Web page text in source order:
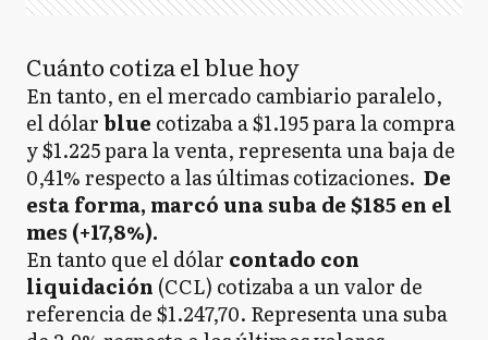
Cuánto cotiza el blue hoy
En tanto, en el mercado cambiario paralelo,
el dólarblue cotizaba a $1.195 para la compra
y $1.225 para la venta, representa una baja de
0,41% respecto a las últimas cotizaciones. De
esta forma, marcó una suba de $185 en el
mes (+17,8%).
En tanto que el dólar contado con
liquidación (CCL) cotizaba a un valor de
referencia de $1.247,70. Representa una suba